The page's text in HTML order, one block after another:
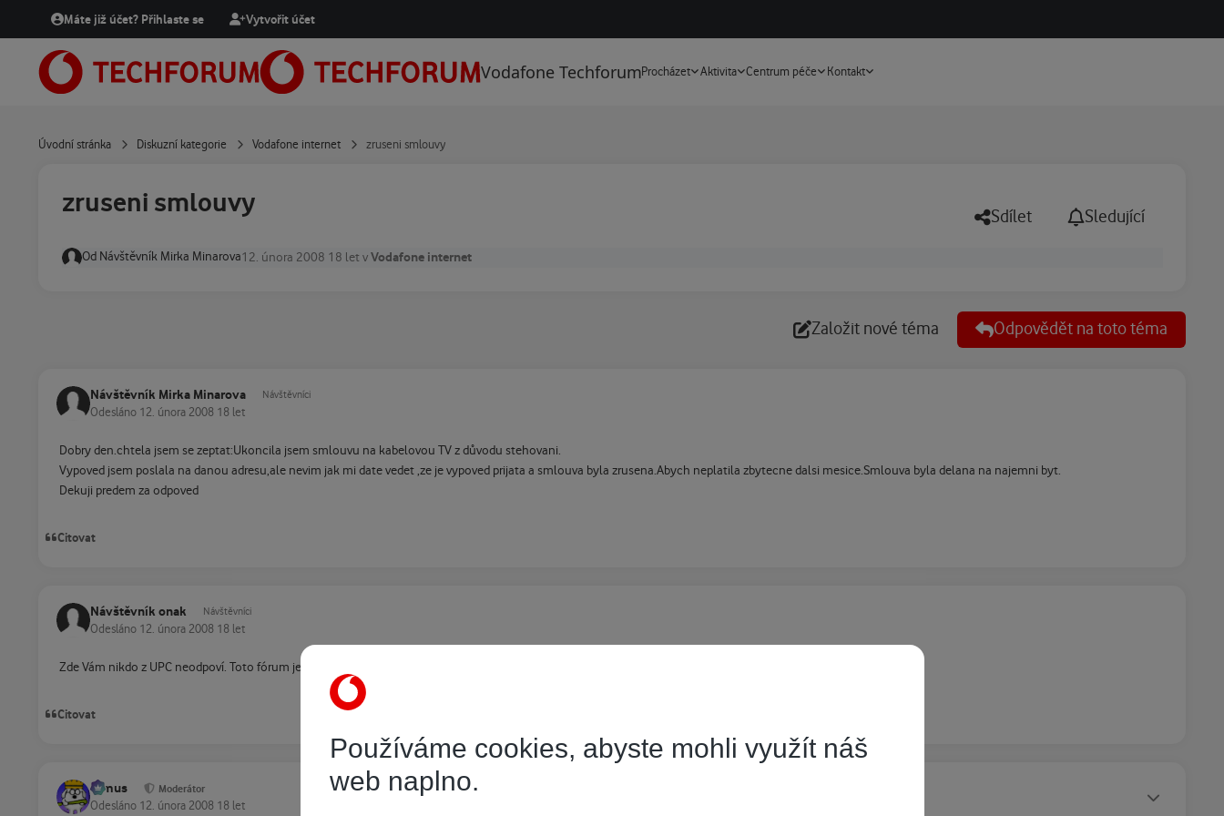
Přejít na obsah
Máte již účet? Přihlaste se Vytvořit účet
Vodafone TechforumProcházet Aktivita Centrum péče Kontakt
Úvodní stránka Diskuzní kategorie Vodafone internet zruseni smlouvy
zruseni smlouvy Sdílet Sledující
Od Návštěvník Mirka Minarova12. února 2008 18 let vVodafone internet
Založit nové téma Odpovědět na toto téma
Návštěvník Mirka Minarova Návštěvníci
Odesláno 12. února 2008 18 let
Dobry den.chtela jsem se zeptat:Ukoncila jsem smlouvu na kabelovou TV z důvodu stehovani.
Vypoved jsem poslala na danou adresu,ale nevim jak mi date vedet ,ze je vypoved prijata a smlouva byla zrusena.Abych neplatila zbytecne dalsi mesice.Smlouva byla delana na najemni byt.
Dekuji predem za odpoved
Citovat
Návštěvník onak Návštěvníci
Odesláno 12. února 2008 18 let
Zde Vám nikdo z UPC neodpoví. Toto fórum je neoficiální. Musíte poslat dotaz na UPC přes tuto stránku:
Citovat
tomus Moderátor
Odesláno 12. února 2008 18 let
Používáme cookies, abyste mohli využít náš
web naplno.